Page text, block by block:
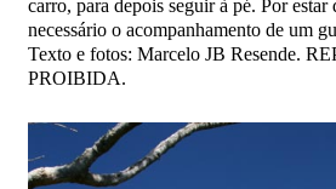
carro, para depois seguir à pé. Por
necessário o acompanhamento de um
Texto e fotos: Marcelo JB Resende.
PROIBIDA.